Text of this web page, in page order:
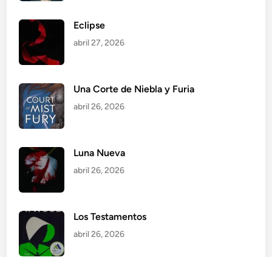
Eclipse
abril 27, 2026
Una Corte de Niebla y Furia
abril 26, 2026
Luna Nueva
abril 26, 2026
Los Testamentos
abril 26, 2026